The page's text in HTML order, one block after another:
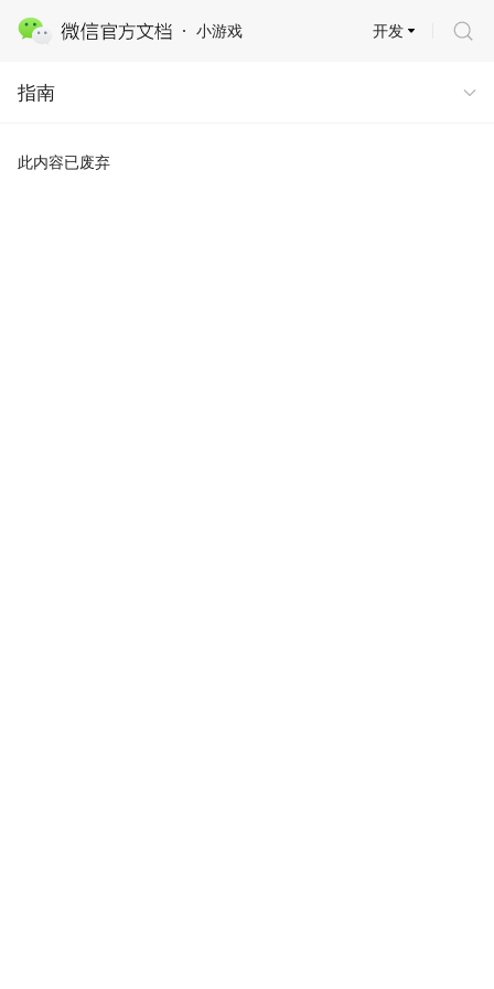
小游戏
指南
开发
指南
此内容已废弃